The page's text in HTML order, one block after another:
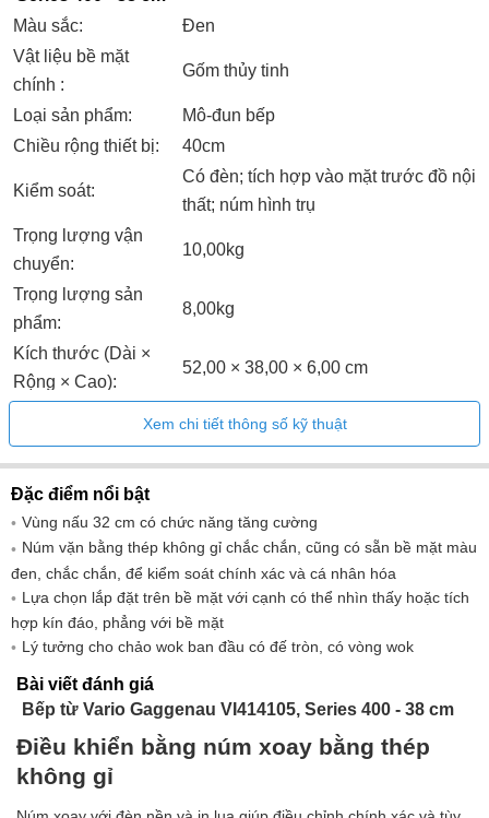
Màu sắc:
Đen
Vật liệu bề mặt
chính :
Gốm thủy tinh
Loại sản phẩm:
Mô-đun bếp
Chiều rộng thiết bị:
40cm
Kiểm soát:
Có đèn; tích hợp vào mặt trước đồ nội
thất; núm hình trụ
Trọng lượng vận
chuyển:
10,00kg
Trọng lượng sản
phẩm:
8,00kg ​
Kích thước (Dài ×
Rộng × Cao):
52,00 × 38,00 × 6,00 cm
Tần số :
50; 60 TPU00040
Chiều dài cáp kết
nối
Tải kết nối: 3700 W
Xem chi tiết thông số kỹ thuật
Đặc điểm nổi bật
Vùng nấu 32 cm có chức năng tăng cường
Núm vặn bằng thép không gỉ chắc chắn, cũng có sẵn bề mặt màu
đen, chắc chắn, để kiểm soát chính xác và cá nhân hóa
Lựa chọn lắp đặt trên bề mặt với cạnh có thể nhìn thấy hoặc tích
hợp kín đáo, phẳng với bề mặt
Lý tưởng cho chảo wok ban đầu có đế tròn, có vòng wok
Bài viết đánh giá
Bếp từ Vario Gaggenau VI414105, Series 400 - 38 cm
Điều khiển bằng núm xoay bằng thép
không gỉ